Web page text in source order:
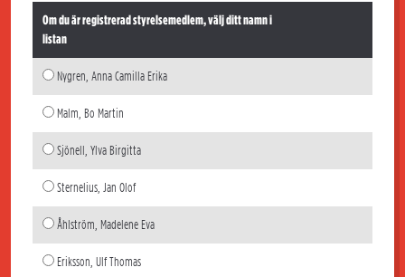
Om du är registrerad styrelsemedlem, välj ditt namn i
listan
Nygren, Anna Camilla Erika
Malm, Bo Martin
Sjönell, Ylva Birgitta
Sternelius, Jan Olof
Åhlström, Madelene Eva
Eriksson, Ulf Thomas